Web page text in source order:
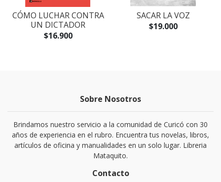
CÓMO LUCHAR CONTRA
UN DICTADOR
$16.900
SACAR LA VOZ
$19.000
Sobre Nosotros
Brindamos nuestro servicio a la comunidad de Curicó con 30
años de experiencia en el rubro. Encuentra tus novelas, libros,
artículos de oficina y manualidades en un solo lugar. Libreria
Mataquito.
Contacto